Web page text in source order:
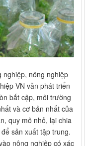
nghiệp, nông nghiệp
VN vẫn phát triển
bất cập, môi trường
và cơ bản nhất của
quy mô nhỏ, lại chia
sản xuất tập trung.
nông nghiệp có xác